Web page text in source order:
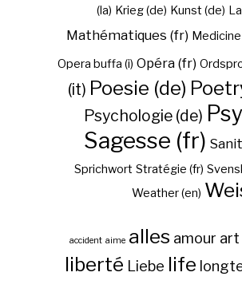
(la) Krieg (de) Kunst (de)
Mathématiques (fr)
Opera buffa (i) Opéra (fr)
(it) Poesie (de)
Psychologie (de)
Sagesse (fr)
Sprichwort Stratégie (fr)
Weather (en)
accident aime alles amour art
liberté Liebe life